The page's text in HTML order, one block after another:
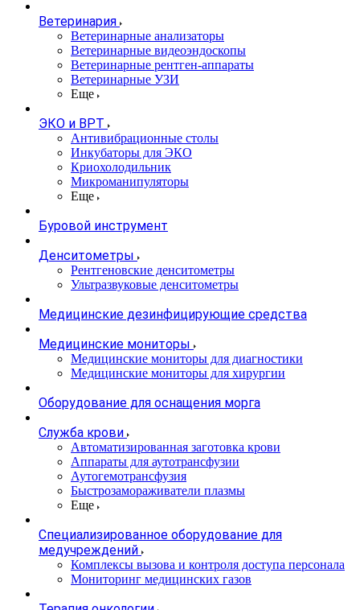
Ветеринария
Ветеринарные анализаторы
Ветеринарные видеоэндоскопы
Ветеринарные рентген-аппараты
Ветеринарные УЗИ
Еще
ЭКО и ВРТ
Антивибрационные столы
Инкубаторы для ЭКО
Криохолодильник
Микроманипуляторы
Еще
Буровой инструмент
Денситометры
Рентгеновские денситометры
Ультразвуковые денситометры
Медицинские дезинфицирующие средства
Медицинские мониторы
Медицинские мониторы для диагностики
Медицинские мониторы для хирургии
Оборудование для оснащения морга
Служба крови
Автоматизированная заготовка крови
Аппараты для аутотрансфузии
Аутогемотрансфузия
Быстрозамораживатели плазмы
Еще
Специализированное оборудование для
медучреждений
Комплексы вызова и контроля доступа персонала
Мониторинг медицинских газов